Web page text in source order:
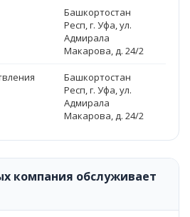
Башкортостан
Респ, г. Уфа, ул.
Адмирала
Макарова, д. 24/2
Башкортостан
Респ, г. Уфа, ул.
Адмирала
Макарова, д. 24/2
компания обслуживает